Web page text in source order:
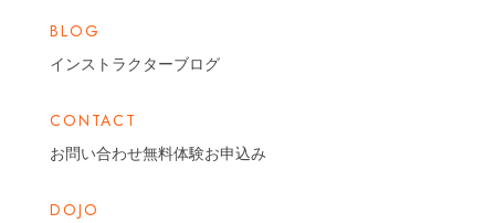
BLOG
インストラクターブログ
CONTACT
お問い合わせ無料体験お申込み
DOJO